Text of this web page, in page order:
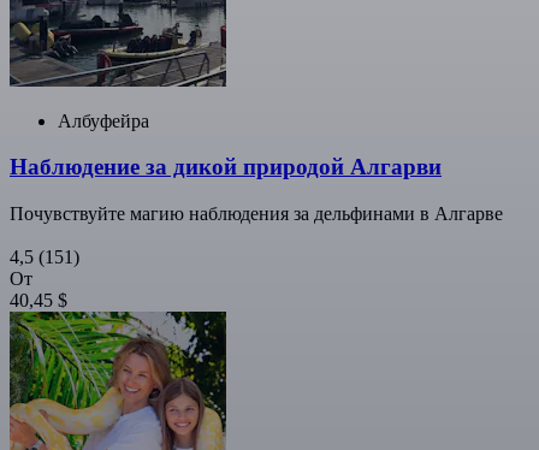
Албуфейра
Наблюдение за дикой природой Алгарви
Почувствуйте магию наблюдения за дельфинами в Алгарве
4,5 (151)
От
40,45 $